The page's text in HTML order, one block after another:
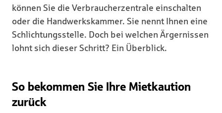
können Sie die Verbraucherzentrale einschalten
oder die Handwerkskammer. Sie nennt Ihnen eine
Schlichtungsstelle. Doch bei welchen Ärgernissen
lohnt sich dieser Schritt? Ein Überblick.
So bekommen Sie Ihre Mietkaution
zurück